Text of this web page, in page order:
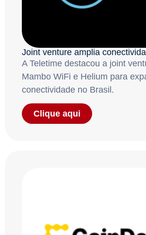
Joint venture amplia
A Teletime destacou a joint
Mambo WiFi e Helium para
conectividade no Brasil.
Clique aqui